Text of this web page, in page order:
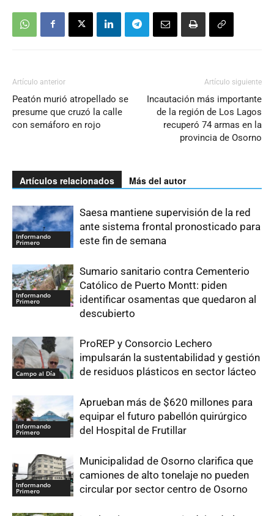
Artículo anterior
Peatón murió atropellado se
presume que cruzó la calle
con semáforo en rojo
Artículo siguiente
Incautación más importante
de la región de Los Lagos
recuperó 74 armas en la
provincia de Osorno
Artículos relacionados Más del autor
Informando
Primero
Saesa mantiene supervisión de la red
ante sistema frontal pronosticado para
este fin de semana
Informando
Primero
Sumario sanitario contra Cementerio
Católico de Puerto Montt: piden
identificar osamentas que quedaron al
descubierto
Campo al Día
ProREP y Consorcio Lechero
impulsarán la sustentabilidad y gestión
de residuos plásticos en sector lácteo
Informando
Primero
Aprueban más de $620 millones para
equipar el futuro pabellón quirúrgico
del Hospital de Frutillar
Informando
Primero
Municipalidad de Osorno clarifica que
camiones de alto tonelaje no pueden
circular por sector centro de Osorno